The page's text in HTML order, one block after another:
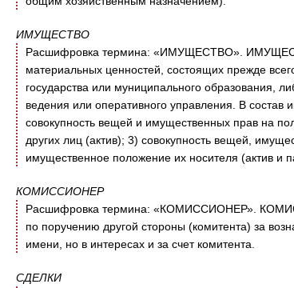
ИМУЩЕСТВО
Расшифровка термина: «ИМУЩЕСТВО».
материальных ценностей, состоящих прежде
государства или муниципального образования,
ведения или оперативного управления. В состав
совокупность вещей и имущественных прав на
других лиц (актив); 3) совокупность вещей,
имущественное положение их носителя (актив и
КОМИССИОНЕР
Расшифровка термина: «КОМИССИОНЕР».
по поручению другой стороны (комитента) за
имени, но в интересах и за счет комитента.
СДЕЛКИ